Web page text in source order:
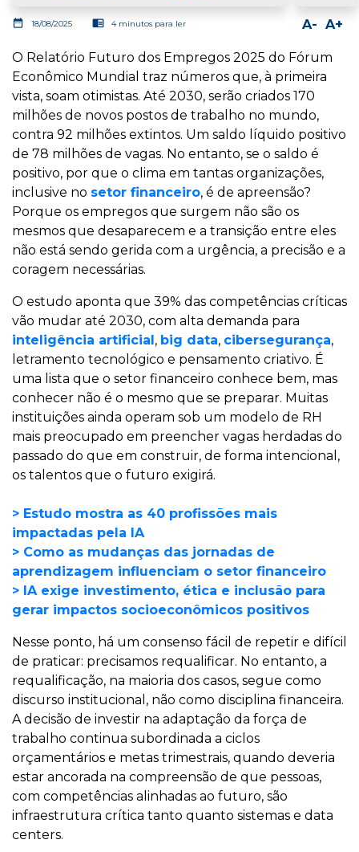
date_range 18/08/2025 chrome_reader_mode 4 minutos para ler A+
A-
O Relatório Futuro dos Empregos 2025 do Fórum
Econômico Mundial traz números que, à primeira
vista, soam otimistas. Até 2030, serão criados 170
milhões de novos postos de trabalho no mundo,
contra 92 milhões extintos. Um saldo líquido positivo
de 78 milhões de vagas. No entanto, se o saldo é
positivo, por que o clima em tantas organizações,
inclusive no setor financeiro, é de apreensão?
Porque os empregos que surgem não são os
mesmos que desaparecem e a transição entre eles
não está sendo gerida com a urgência, a precisão e a
coragem necessárias.
O estudo aponta que 39% das competências críticas
vão mudar até 2030, com alta demanda para
inteligência artificial, big data, cibersegurança,
letramento tecnológico e pensamento criativo. É
uma lista que o setor financeiro conhece bem, mas
conhecer não é o mesmo que se preparar. Muitas
instituições ainda operam sob um modelo de RH
mais preocupado em preencher vagas herdadas do
passado do que em construir, de forma intencional,
os talentos que o futuro exigirá.
> Estudo mostra as 40 profissões mais
impactadas pela IA
> Como as mudanças das jornadas de
aprendizagem influenciam o setor financeiro
> IA exige investimento, ética e inclusão para
gerar impactos socioeconômicos positivos
Nesse ponto, há um consenso fácil de repetir e difícil
de praticar: precisamos requalificar. No entanto, a
requalificação, na maioria dos casos, segue como
discurso institucional, não como disciplina financeira.
A decisão de investir na adaptação da força de
trabalho continua subordinada a ciclos
orçamentários e metas trimestrais, quando deveria
estar ancorada na compreensão de que pessoas,
com competências alinhadas ao futuro, são
infraestrutura crítica tanto quanto sistemas e data
centers.